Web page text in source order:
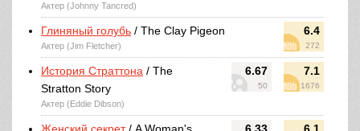
Актер (Johnny Tancred)
6.4
272
Глиняный голубь / The Clay Pigeon
Актер (Jim Fletcher)
6.67
50
7.1
1676
История Страттона / The
Stratton Story
Актер (Eddie Dibson)